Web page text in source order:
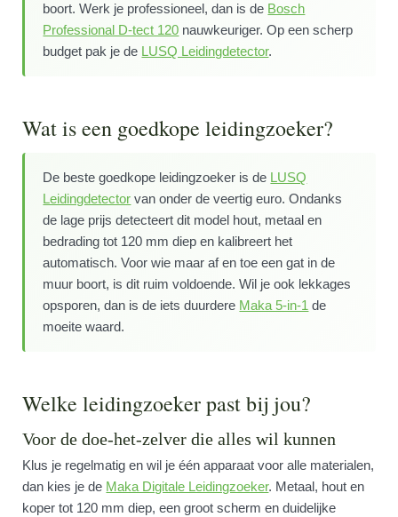
boort. Werk je professioneel, dan is de Bosch
Professional D-tect 120 nauwkeuriger. Op een scherp
budget pak je de LUSQ Leidingdetector.
Wat is een goedkope leidingzoeker?
De beste goedkope leidingzoeker is de LUSQ
Leidingdetector van onder de veertig euro. Ondanks
de lage prijs detecteert dit model hout, metaal en
bedrading tot 120 mm diep en kalibreert het
automatisch. Voor wie maar af en toe een gat in de
muur boort, is dit ruim voldoende. Wil je ook lekkages
opsporen, dan is de iets duurdere Maka 5-in-1 de
moeite waard.
Welke leidingzoeker past bij jou?
Voor de doe-het-zelver die alles wil kunnen
Klus je regelmatig en wil je één apparaat voor alle materialen,
dan kies je de Maka Digitale Leidingzoeker. Metaal, hout en
koper tot 120 mm diep, een groot scherm en duidelijke